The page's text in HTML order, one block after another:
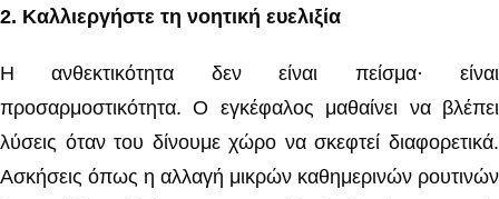
2️. Καλλιεργήστε τη νοητική ευελιξία
Η ανθεκτικότητα δεν είναι πείσμα· είναι
προσαρμοστικότητα. Ο εγκέφαλος μαθαίνει να βλέπει
λύσεις όταν του δίνουμε χώρο να σκεφτεί διαφορετικά.
Ασκήσεις όπως η αλλαγή μικρών καθημερινών ρουτινών